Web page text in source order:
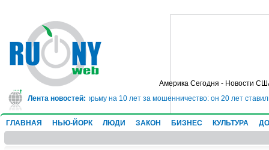
Америка Сегодня - Новости
Лента новостей:
ревматолог сядет в тюрьму на 10 лет за мошенничество: он 20 лет
ГЛАВНАЯ НЬЮ-ЙОРК ЛЮДИ ЗАКОН БИЗНЕС КУЛЬТУРА